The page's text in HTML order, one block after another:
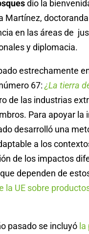
dio la
Martínez,
en las áreas de
y diplomacia.
estrechamente
67: ¿La tierra
de las industrias
Para apoyar la
desarrolló una
a los
de los impactos
dependen de
la UE sobre
pasado se incluyó